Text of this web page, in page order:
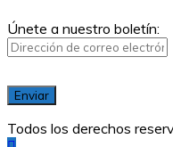
Únete a nuestro boletín:
Todos los derechos